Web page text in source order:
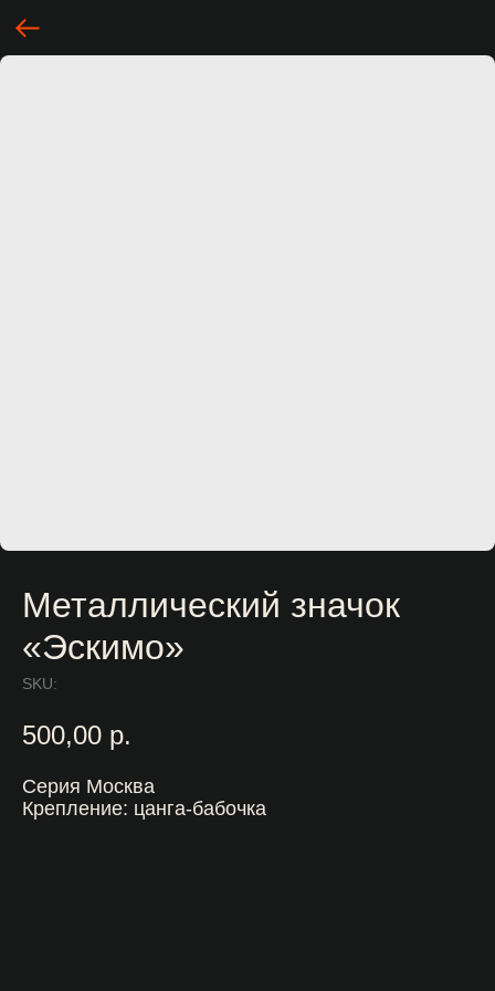
Металлический значок
«Эскимо»
SKU:
500,00 р.
Серия Москва
Крепление: цанга-бабочка